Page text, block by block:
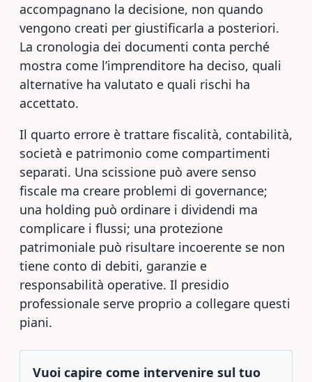
accompagnano la decisione, non quando
vengono creati per giustificarla a posteriori.
La cronologia dei documenti conta perché
mostra come l’imprenditore ha deciso, quali
alternative ha valutato e quali rischi ha
accettato.
Il quarto errore è trattare fiscalità, contabilità,
società e patrimonio come compartimenti
separati. Una scissione può avere senso
fiscale ma creare problemi di governance;
una holding può ordinare i dividendi ma
complicare i flussi; una protezione
patrimoniale può risultare incoerente se non
tiene conto di debiti, garanzie e
responsabilità operative. Il presidio
professionale serve proprio a collegare questi
piani.
Vuoi capire come intervenire sul tuo